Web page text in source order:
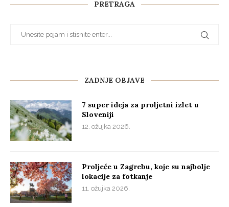
PRETRAGA
ZADNJE OBJAVE
7 super ideja za proljetni izlet u
Sloveniji
12. ožujka 2026.
Proljeće u Zagrebu, koje su najbolje
lokacije za fotkanje
11. ožujka 2026.